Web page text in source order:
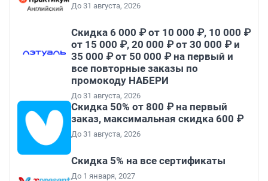
До 31 августа, 2026
Скидка 6 000 ₽ от 10 000 ₽, 10 000 ₽
от 15 000 ₽, 20 000 ₽ от 30 000 ₽ и
35 000 ₽ от 50 000 ₽ на первый и
все повторные заказы по
промокоду НАБЕРИ
До 31 августа, 2026
Скидка 50% от 800 ₽ на первый
заказ, максимальная скидка 600 ₽
До 31 августа, 2026
Скидка 5% на все сертификаты
До 1 января, 2027